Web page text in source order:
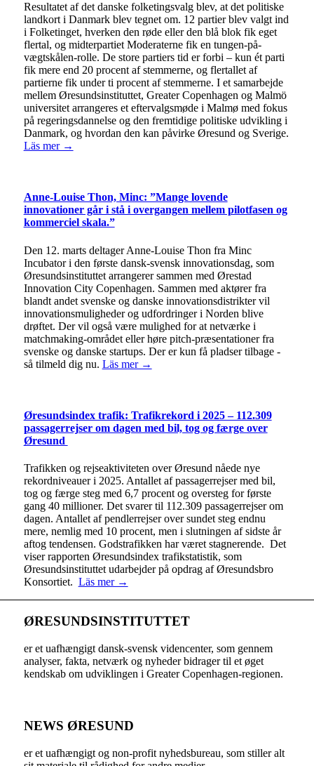
Resultatet af det danske folketingsvalg blev, at det politiske
landkort i Danmark blev tegnet om. 12 partier blev valgt ind
i Folketinget, hverken den røde eller den blå blok fik eget
flertal, og midterpartiet Moderaterne fik en tungen-på-
vægtskålen-rolle. De store partiers tid er forbi – kun ét parti
fik mere end 20 procent af stemmerne, og flertallet af
partierne fik under ti procent af stemmerne. I et samarbejde
mellem Øresundsinstituttet, Greater Copenhagen og Malmö
universitet arrangeres et eftervalgsmøde i Malmø med fokus
på regeringsdannelse og den fremtidige politiske udvikling i
Danmark, og hvordan den kan påvirke Øresund og Sverige.
Läs mer →
Anne-Louise Thon, Minc: ”Mange lovende
innovationer går i stå i overgangen mellem pilotfasen og
kommerciel skala.”
Den 12. marts deltager Anne-Louise Thon fra Minc
Incubator i den første dansk-svensk innovationsdag, som
Øresundsinstituttet arrangerer sammen med Ørestad
Innovation City Copenhagen. Sammen med aktører fra
blandt andet svenske og danske innovationsdistrikter vil
innovationsmuligheder og udfordringer i Norden blive
drøftet. Der vil også være mulighed for at netværke i
matchmaking-området eller høre pitch-præsentationer fra
svenske og danske startups. Der er kun få pladser tilbage -
så tilmeld dig nu. Läs mer →
Øresundsindex trafik: Trafikrekord i 2025 – 112.309
passagerrejser om dagen med bil, tog og færge over
Øresund
Trafikken og rejseaktiviteten over Øresund nåede nye
rekordniveauer i 2025. Antallet af passagerrejser med bil,
tog og færge steg med 6,7 procent og oversteg for første
gang 40 millioner. Det svarer til 112.309 passagerrejser om
dagen. Antallet af pendlerrejser over sundet steg endnu
mere, nemlig med 10 procent, men i slutningen af sidste år
aftog tendensen. Godstrafikken har været stagnerende. Det
viser rapporten Øresundsindex trafikstatistik, som
Øresundsinstituttet udarbejder på opdrag af Øresundsbro
Konsortiet. Läs mer →
ØRESUNDSINSTITUTTET
er et uafhængigt dansk-svensk videncenter, som gennem
analyser, fakta, netværk og nyheder bidrager til et øget
kendskab om udviklingen i Greater Copenhagen-regionen.
NEWS ØRESUND
er et uafhængigt og non-profit nyhedsbureau, som stiller alt